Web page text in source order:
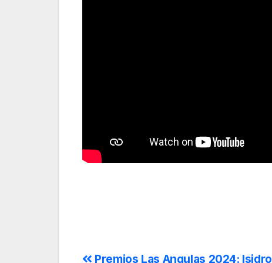
Premios Las Angulas 2024: Isidro